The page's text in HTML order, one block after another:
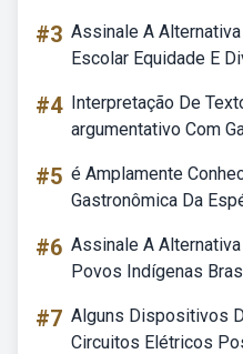
#3 Assinale A
Escolar Equidade E
#4 Interpretação De
argumentativo Com
#5 é Amplamente
Gastronômica Da
#6 Assinale A
Povos Indígenas
#7 Alguns Dispositivos
Circuitos Elétricos